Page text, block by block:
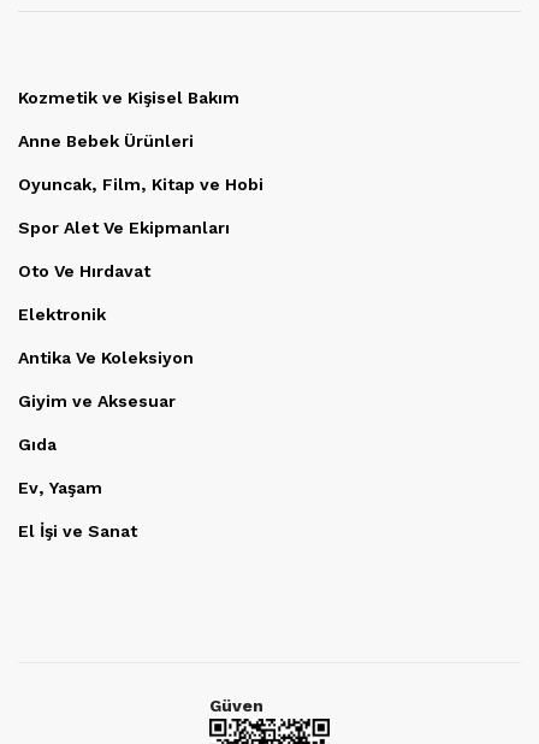
Kozmetik ve Kişisel Bakım
Anne Bebek Ürünleri
Oyuncak, Film, Kitap ve Hobi
Spor Alet Ve Ekipmanları
Oto Ve Hırdavat
Elektronik
Antika Ve Koleksiyon
Giyim ve Aksesuar
Gıda
Ev, Yaşam
El İşi ve Sanat
Güven